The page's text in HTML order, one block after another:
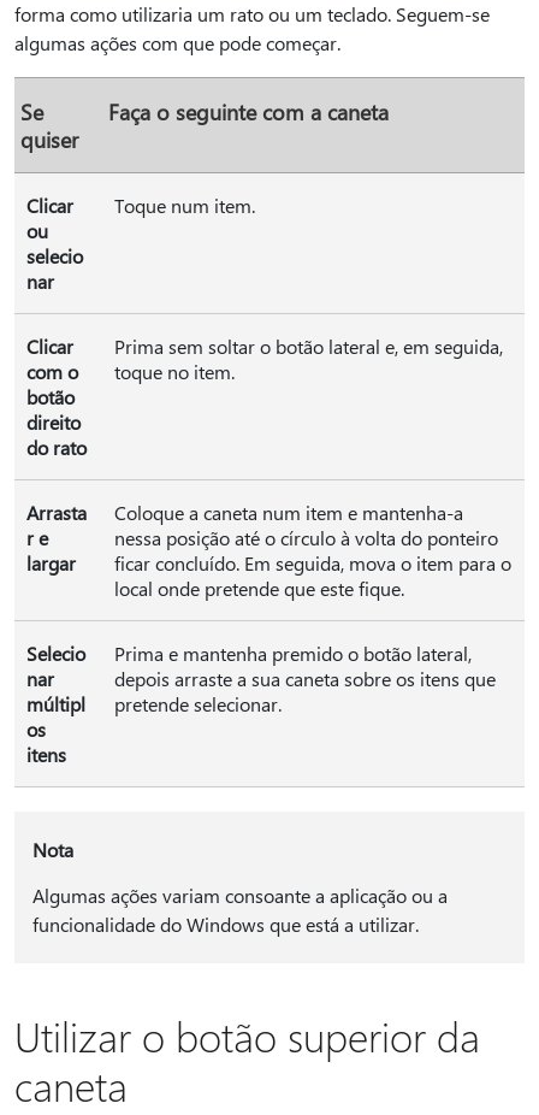
forma como utilizaria um rato ou um teclado. Seguem-se
algumas ações com que pode começar.
Se
quiser
Faça o seguinte com a caneta
Clicar
ou
selecio
nar
Toque num item.
Clicar
com o
botão
direito
do rato
Prima sem soltar o botão lateral e, em seguida,
toque no item.
Arrasta
r e
largar
Coloque a caneta num item e mantenha-a
nessa posição até o círculo à volta do ponteiro
ficar concluído. Em seguida, mova o item para o
local onde pretende que este fique.
Selecio
nar
múltipl
os
itens
Prima e mantenha premido o botão lateral,
depois arraste a sua caneta sobre os itens que
pretende selecionar.
Nota
Algumas ações variam consoante a aplicação ou a
funcionalidade do Windows que está a utilizar.
Utilizar o botão superior da
caneta